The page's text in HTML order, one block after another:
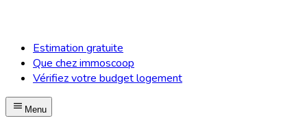
Estimation gratuite
Que chez immoscoop
Vérifiez votre budget logement
Menu